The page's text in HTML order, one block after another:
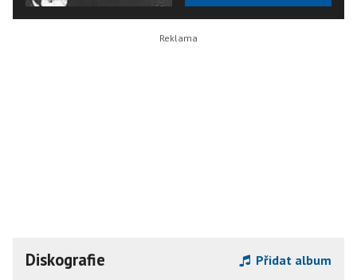
Diskografie Přidat album